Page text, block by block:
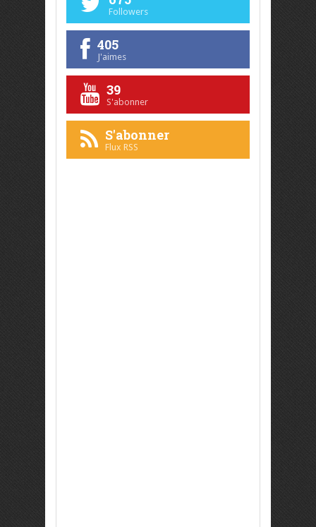
Followers
405
J'aimes
39
S'abonner
S'abonner
Flux RSS